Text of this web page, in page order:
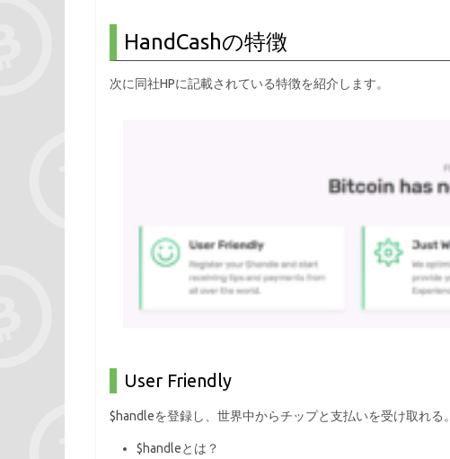
HandCashの特徴
次に同社HPに記載されている特徴を紹介します。
User Friendly
$handleを登録し、世界中からチップと支払いを受け取れる。
$handleとは？